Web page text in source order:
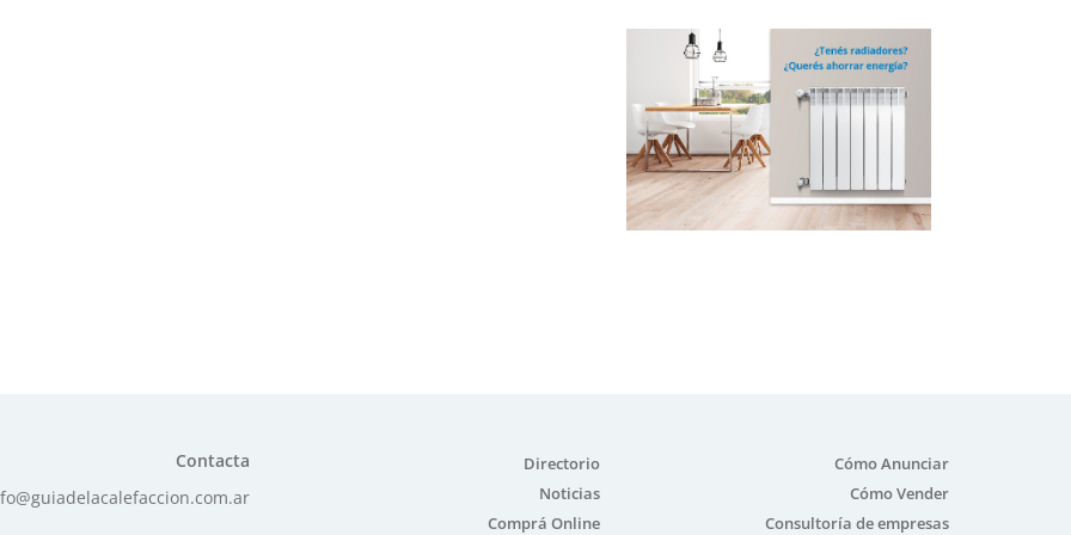
Contacta
Directorio
Noticias
Comprá Online
Cómo Anunciar
Cómo Vender
Consultoría de empresas